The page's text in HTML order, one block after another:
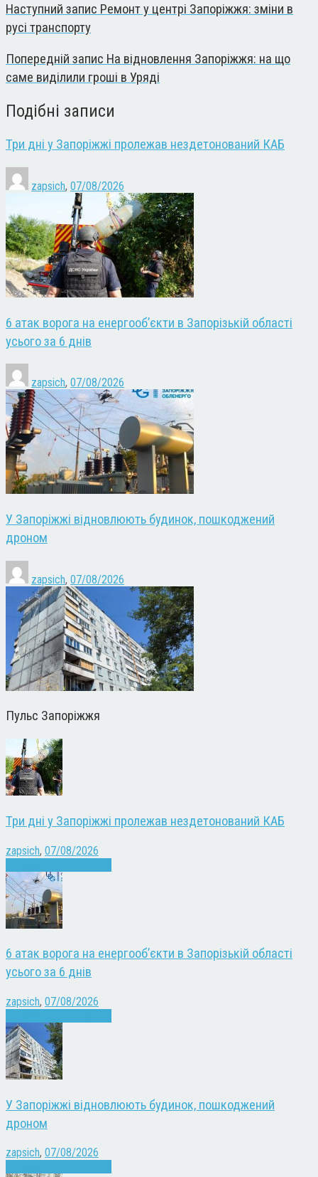
Наступний запис Ремонт у центрі Запоріжжя: зміни в
русі транспорту
Попередній запис На відновлення Запоріжжя: на що
саме виділили гроші в Уряді
Подібні записи
Три дні у Запоріжжі пролежав нездетонований КАБ
zapsich, 07/08/2026
6 атак ворога на енергооб’єкти в Запорізькій області
усього за 6 днів
zapsich, 07/08/2026
У Запоріжжі відновлюють будинок, пошкоджений
дроном
zapsich, 07/08/2026
Пульс Запоріжжя
Три дні у Запоріжжі пролежав нездетонований КАБ
zapsich, 07/08/2026
6 атак ворога на енергооб’єкти в Запорізькій області
усього за 6 днів
zapsich, 07/08/2026
У Запоріжжі відновлюють будинок, пошкоджений
дроном
zapsich, 07/08/2026